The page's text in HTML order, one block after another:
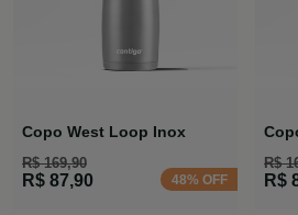
Copo West Loop Inox
R$ 169,90
R$ 87,90 48% OFF
R$
R$